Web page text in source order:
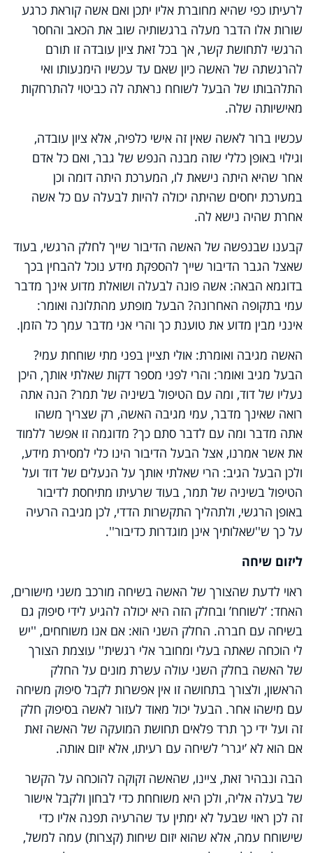
לרעיתו כפי שהיא מחוברת אליו יתכן ואם אשה קוראת כרגע
שורות אלו הדבר מעלה ברגשותיה שוב את הכאב והחסר
הרגשי לתחושת קשר, אך בכל זאת ציון עובדה זו תורם
להרגשתה של האשה כיון שאם עד עכשיו הימנעותו ואי
התלהבותו של הבעל לשוחח נראתה לה כביטוי להתרחקות
מאישיותה שלה.
עכשיו ברור לאשה שאין זה אישי כלפיה, אלא ציון עובדה,
וגילוי באופן כללי שזה מבנה הנפש של גבר, ואם כל אדם
אחר שהיא היתה נישאת לו, המערכת היתה דומה וכן
במערכת יחסים שהיתה יכולה להיות לבעלה עם כל אשה
אחרת שהיה נישא לה.
קבענו שבנפשה של האשה הדיבור שייך לחלק הרגשי, בעוד
שאצל הגבר הדיבור שייך להספקת מידע נוכל להבחין בכך
בדוגמא הבאה: אשה פונה לבעלה ושואלת מדוע אינך מדבר
עמי בתקופה האחרונה? הבעל מופתע מהתלונה ואומר:
אינני מבין מדוע את טוענת כך והרי אני מדבר עמך כל הזמן.
האשה מגיבה ואומרת: אולי תציין בפני מתי שוחחת עמי?
הבעל מגיב ואומר: והרי לפני מספר דקות שאלתי אותך, היכן
נעליו של דוד, ומה עם הטיפול בשיניה של תמר? הנה אתה
רואה שאינך מדבר, עמי מגיבה האשה, רק שצריך משהו
אתה מדבר ומה עם לדבר סתם כך? מדוגמה זו אפשר ללמוד
את אשר אמרנו, אצל הבעל הדיבור הינו כלי למסירת מידע,
ולכן הבעל הגיב: הרי שאלתי אותך על הנעלים של דוד ועל
הטיפול בשיניה של תמר, בעוד שרעיתו מתיחסת לדיבור
באופן הרגשי, ולתהליך התקשרות הדדי, לכן מגיבה הרעיה
על כך ש''שאלותיך אינן מוגדרות כדיבור''.
ליזום שיחה
ראוי לדעת שהצורך של האשה בשיחה מורכב משני מישורים,
האחד: ’לשוחח’ ובחלק הזה היא יכולה להגיע לידי סיפוק גם
בשיחה עם חברה. החלק השני הוא: אם אנו משוחחים, ''יש
לי הוכחה שאתה בעלי ומחובר אלי רגשית'' עוצמת הצורך
של האשה בחלק השני עולה עשרת מונים על החלק
הראשון, ולצורך בתחושה זו אין אפשרות לקבל סיפוק משיחה
עם מישהו אחר. הבעל יכול מאוד לעזור לאשה בסיפוק חלק
זה ועל ידי כך תרד פלאים תחושת המועקה של האשה זאת
אם הוא לא ’יגרר’ לשיחה עם רעיתו, אלא יזום אותה.
הבה ונבהיר זאת, ציינו, שהאשה זקוקה להוכחה על הקשר
של בעלה אליה, ולכן היא משוחחת כדי לבחון ולקבל אישור
זה לכן ראוי שבעל לא ימתין עד שהרעיה תפנה אליו כדי
שישוחח עמה, אלא שהוא יזום שיחות (קצרות) עמה למשל,